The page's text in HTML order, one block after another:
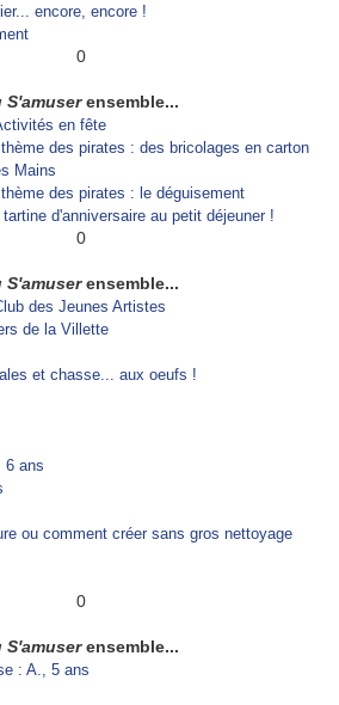
encore, encore !
S'amuserensemble...
en fête
des pirates : des bricolages en carton
Mains
des pirates : le déguisement
d'anniversaire au petit déjeuner !
S'amuserensemble...
des Jeunes Artistes
de la Villette
et chasse... aux oeufs !
6 ans
ou comment créer sans gros nettoyage
S'amuserensemble...
: A., 5 ans